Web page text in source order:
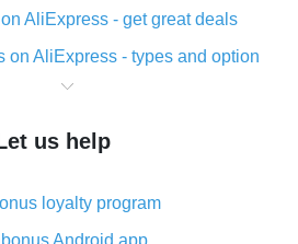
AliExpress - get great deals
on AliExpress - types and option
when making purchases on
cash back for AliExpress
cash back plugin and what are
advantages
us help
loyalty program
Android app